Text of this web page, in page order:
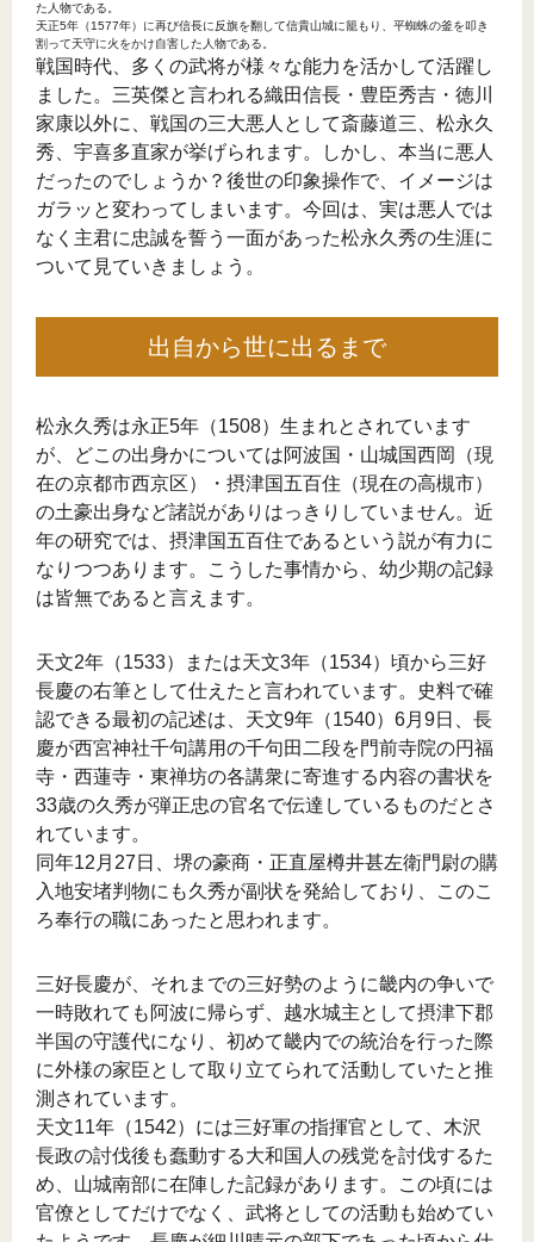
た人物である。
天正5年（1577年）に再び信長に反旗を翻して信貴山城に籠もり、平蜘蛛の釜を叩き
割って天守に火をかけ自害した人物である。
戦国時代、多くの武将が様々な能力を活かして活躍し
ました。三英傑と言われる織田信長・豊臣秀吉・徳川
家康以外に、戦国の三大悪人として斎藤道三、松永久
秀、宇喜多直家が挙げられます。しかし、本当に悪人
だったのでしょうか？後世の印象操作で、イメージは
ガラッと変わってしまいます。今回は、実は悪人では
なく主君に忠誠を誓う一面があった松永久秀の生涯に
ついて見ていきましょう。
出自から世に出るまで
松永久秀は永正5年（1508）生まれとされています
が、どこの出身かについては阿波国・山城国西岡（現
在の京都市西京区）・摂津国五百住（現在の高槻市）
の土豪出身など諸説がありはっきりしていません。近
年の研究では、摂津国五百住であるという説が有力に
なりつつあります。こうした事情から、幼少期の記録
は皆無であると言えます。
天文2年（1533）または天文3年（1534）頃から三好
長慶の右筆として仕えたと言われています。史料で確
認できる最初の記述は、天文9年（1540）6月9日、長
慶が西宮神社千句講用の千句田二段を門前寺院の円福
寺・西蓮寺・東禅坊の各講衆に寄進する内容の書状を
33歳の久秀が弾正忠の官名で伝達しているものだとさ
れています。
同年12月27日、堺の豪商・正直屋樽井甚左衛門尉の購
入地安堵判物にも久秀が副状を発給しており、このこ
ろ奉行の職にあったと思われます。
三好長慶が、それまでの三好勢のように畿内の争いで
一時敗れても阿波に帰らず、越水城主として摂津下郡
半国の守護代になり、初めて畿内での統治を行った際
に外様の家臣として取り立てられて活動していたと推
測されています。
天文11年（1542）には三好軍の指揮官として、木沢
長政の討伐後も蠢動する大和国人の残党を討伐するた
め、山城南部に在陣した記録があります。この頃には
官僚としてだけでなく、武将としての活動も始めてい